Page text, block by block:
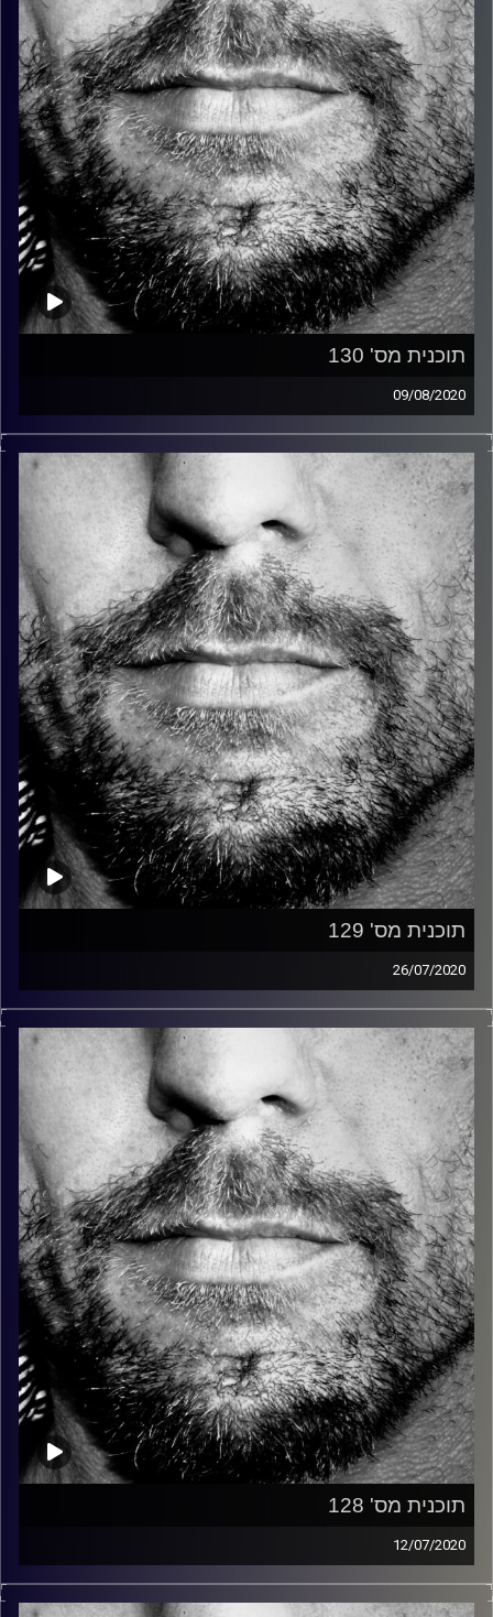
תוכנית מס' 130
09/08/2020
זיפים, מוזיקה מחוספסת של הופעות חיות. הרבה ג'אם, רוק,
בלוז, bluegrass, ג'אז, Fאנק, פרוגרסיב ואפילו אלקטרוניקה.
כל מה שחי, אמיתי ונושם.
עם שמוליק רגב.
קרדיט תמונות: David Goehring
תוכנית מס' 129
26/07/2020
זיפים, מוזיקה מחוספסת של הופעות חיות. הרבה ג'אם, רוק,
בלוז, bluegrass, ג'אז, Fאנק, פרוגרסיב ואפילו אלקטרוניקה.
כל מה שחי, אמיתי ונושם.
עם שמוליק רגב.
קרדיט תמונות: David Goehring
תוכנית מס' 128
12/07/2020
זיפים, מוזיקה מחוספסת של הופעות חיות. הרבה ג'אם, רוק,
בלוז, bluegrass, ג'אז, Fאנק, פרוגרסיב ואפילו אלקטרוניקה.